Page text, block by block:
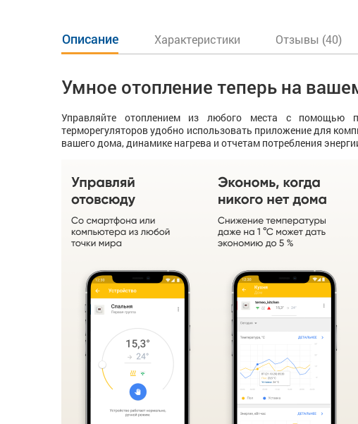
Описание Характеристики Отзывы (40)
Умное отопление теперь на
Управляйте отоплением из любого места с помощью
терморегуляторов удобно использовать приложение для
вашего дома, динамике нагрева и отчетам потребления